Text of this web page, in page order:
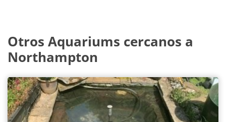
Otros Aquariums cercanos a
Northampton